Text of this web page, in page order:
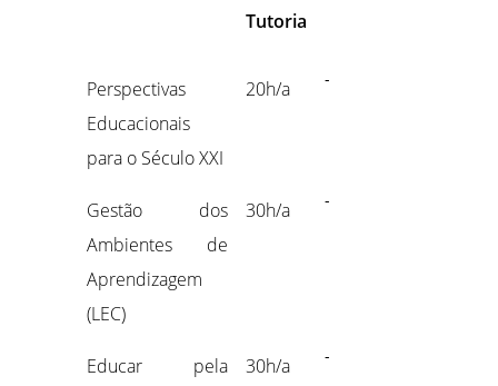
Tutoria
Perspectivas
Educacionais
para o Século XXI
20h/a -
Gestão dos
Ambientes de
Aprendizagem
(LEC)
30h/a -
Educar pela
30h/a -